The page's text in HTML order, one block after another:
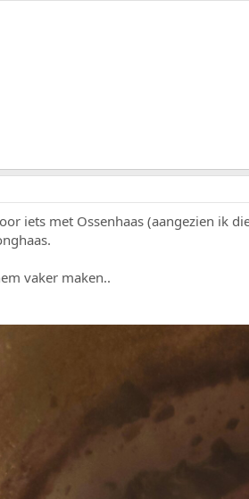
iets met Ossenhaas (aangezien ik
vaker maken..